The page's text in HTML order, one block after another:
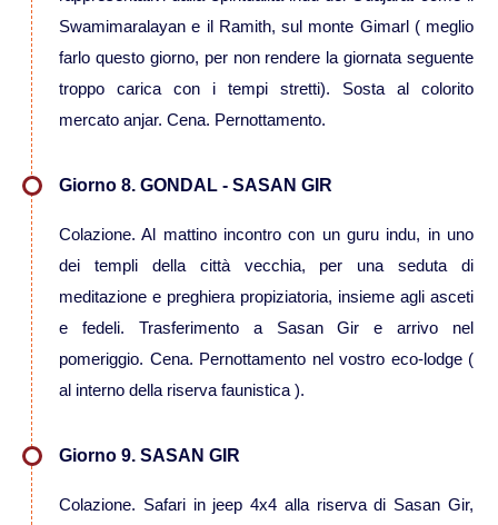
Viaggi in Messico
Viaggi in Nicaragua
Viaggi in Isole Azzorre Portogallo
Viaggi in Islanda
Viaggi in Norvegia Lapponia e nord
Europa
Swamimaralayan e il Ramith, sul monte Gimarl ( meglio
farlo questo giorno, per non rendere la giornata seguente
troppo carica con i tempi stretti). Sosta al colorito
mercato anjar. Cena. Pernottamento.
Giorno 8. GONDAL - SASAN GIR
Colazione. Al mattino incontro con un guru indu, in uno
dei templi della città vecchia, per una seduta di
meditazione e preghiera propiziatoria, insieme agli asceti
e fedeli. Trasferimento a Sasan Gir e arrivo nel
pomeriggio. Cena. Pernottamento nel vostro eco-lodge (
al interno della riserva faunistica ).
Giorno 9. SASAN GIR
Colazione. Safari in jeep 4x4 alla riserva di Sasan Gir,